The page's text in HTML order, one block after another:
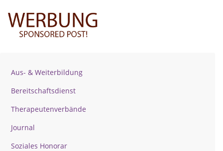
Aus- & Weiterbildung
Bereitschaftsdienst
Therapeutenverbände
Journal
Soziales Honorar